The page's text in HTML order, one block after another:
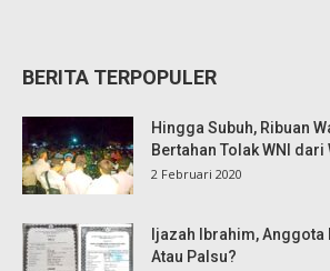
BERITA TERPOPULER
Hingga Subuh, Ribuan
Bertahan Tolak WNI dari
2 Februari 2020
Ijazah Ibrahim, Anggota
Atau Palsu?